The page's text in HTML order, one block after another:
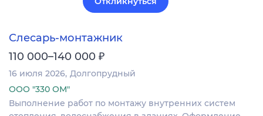
Слесарь-монтажник
110 000–140 000 ₽
16 июля 2026 Долгопрудный
ООО "330 ОМ"
Выполнение работ по монтажу внутренних систем